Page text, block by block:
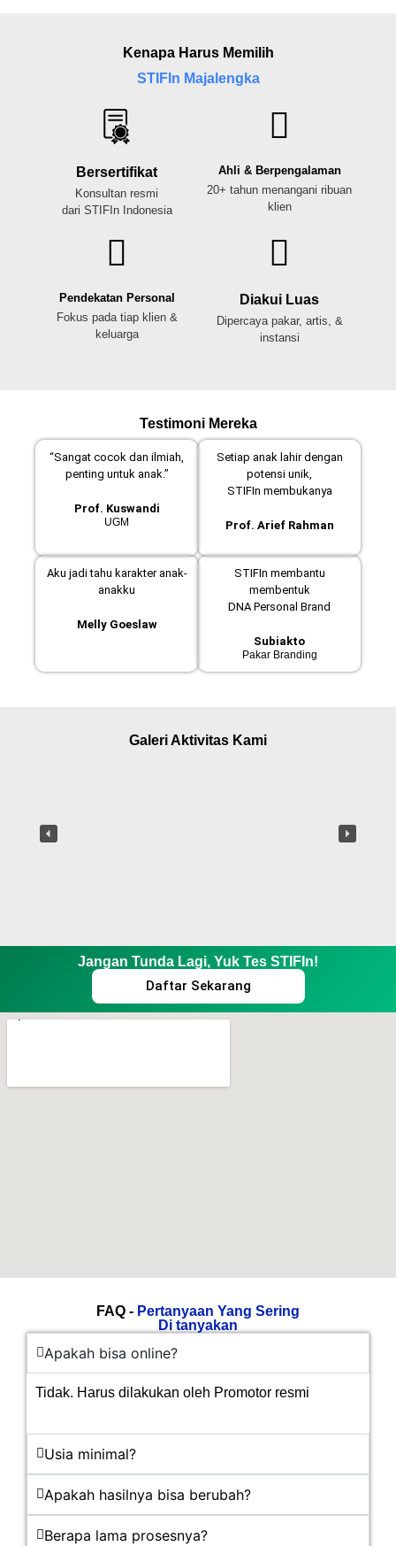
Kenapa Harus Memilih
STIFIn Majalengka
Bersertifikat
Konsultan resmi
dari STIFIn Indonesia
Ahli & Berpengalaman
20+ tahun menangani ribuan
klien
Pendekatan Personal
Fokus pada tiap klien &
keluarga
Diakui Luas
Dipercaya pakar, artis, &
instansi
Testimoni Mereka
“Sangat cocok dan ilmiah,
penting untuk anak.”
Prof. Kuswandi
UGM
Setiap anak lahir dengan
potensi unik,
STIFIn membukanya
Prof. Arief Rahman
Aku jadi tahu karakter anak-
anakku
Melly Goeslaw
STIFIn membantu
membentuk
DNA Personal Brand
Subiakto
Pakar Branding
Galeri Aktivitas Kami
Jangan Tunda Lagi, Yuk Tes STIFIn!
Daftar Sekarang
FAQ - Pertanyaan Yang Sering
Di tanyakan
Apakah bisa online?
Tidak. Harus dilakukan oleh Promotor resmi
Usia minimal?
Apakah hasilnya bisa berubah?
Berapa lama prosesnya?